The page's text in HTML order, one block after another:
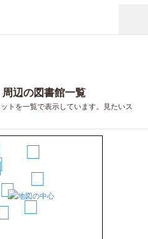
辺の図書館一覧
トを一覧で表示しています。見たいス
1